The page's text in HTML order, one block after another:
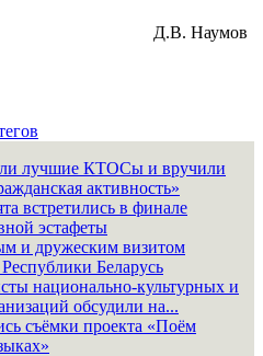
Д.В. Наумов
лучшие КТОСы и вручили
активность»
встретились в финале
эстафеты
и дружеским визитом
Беларусь
национально-культурных и
обсудили на...
съёмки проекта «Поём